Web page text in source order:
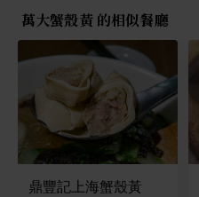
萬大蟹殼黃 的相似餐廳
鼎豐記上海蟹殼黃